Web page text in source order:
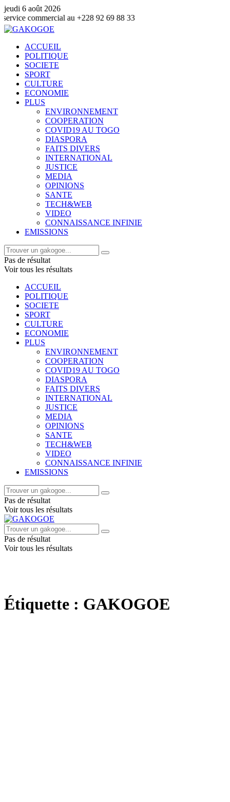
jeudi 6 août 2026
au +228 92 69 88 33
ACCUEIL
POLITIQUE
SOCIETE
SPORT
CULTURE
ECONOMIE
PLUS
ENVIRONNEMENT
COOPERATION
COVID19 AU TOGO
DIASPORA
FAITS DIVERS
INTERNATIONAL
JUSTICE
MEDIA
OPINIONS
SANTE
TECH&WEB
VIDEO
CONNAISSANCE INFINIE
EMISSIONS
Pas de résultat
Voir tous les résultats
ACCUEIL
POLITIQUE
SOCIETE
SPORT
CULTURE
ECONOMIE
PLUS
ENVIRONNEMENT
COOPERATION
COVID19 AU TOGO
DIASPORA
FAITS DIVERS
INTERNATIONAL
JUSTICE
MEDIA
OPINIONS
SANTE
TECH&WEB
VIDEO
CONNAISSANCE INFINIE
EMISSIONS
Pas de résultat
Voir tous les résultats
Pas de résultat
Voir tous les résultats
Étiquette : GAKOGOE